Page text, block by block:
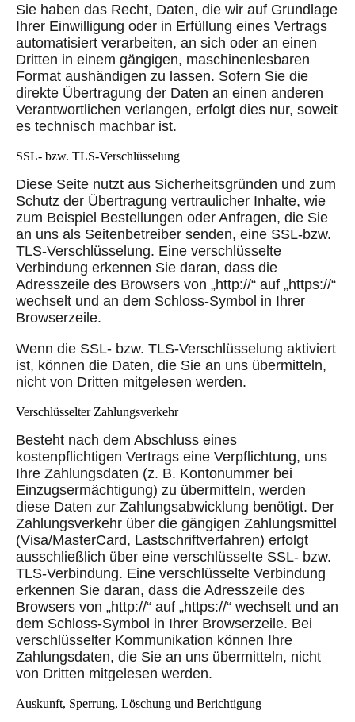
Sie haben das Recht, Daten, die wir auf Grundlage
Ihrer Einwilligung oder in Erfüllung eines Vertrags
automatisiert verarbeiten, an sich oder an einen
Dritten in einem gängigen, maschinenlesbaren
Format aushändigen zu lassen. Sofern Sie die
direkte Übertragung der Daten an einen anderen
Verantwortlichen verlangen, erfolgt dies nur, soweit
es technisch machbar ist.
SSL- bzw. TLS-Verschlüsselung
Diese Seite nutzt aus Sicherheitsgründen und zum
Schutz der Übertragung vertraulicher Inhalte, wie
zum Beispiel Bestellungen oder Anfragen, die Sie
an uns als Seitenbetreiber senden, eine SSL-bzw.
TLS-Verschlüsselung. Eine verschlüsselte
Verbindung erkennen Sie daran, dass die
Adresszeile des Browsers von „http://“ auf „https://“
wechselt und an dem Schloss-Symbol in Ihrer
Browserzeile.
Wenn die SSL- bzw. TLS-Verschlüsselung aktiviert
ist, können die Daten, die Sie an uns übermitteln,
nicht von Dritten mitgelesen werden.
Verschlüsselter Zahlungsverkehr
Besteht nach dem Abschluss eines
kostenpflichtigen Vertrags eine Verpflichtung, uns
Ihre Zahlungsdaten (z. B. Kontonummer bei
Einzugsermächtigung) zu übermitteln, werden
diese Daten zur Zahlungsabwicklung benötigt. Der
Zahlungsverkehr über die gängigen Zahlungsmittel
(Visa/MasterCard, Lastschriftverfahren) erfolgt
ausschließlich über eine verschlüsselte SSL- bzw.
TLS-Verbindung. Eine verschlüsselte Verbindung
erkennen Sie daran, dass die Adresszeile des
Browsers von „http://“ auf „https://“ wechselt und an
dem Schloss-Symbol in Ihrer Browserzeile. Bei
verschlüsselter Kommunikation können Ihre
Zahlungsdaten, die Sie an uns übermitteln, nicht
von Dritten mitgelesen werden.
Auskunft, Sperrung, Löschung und Berichtigung